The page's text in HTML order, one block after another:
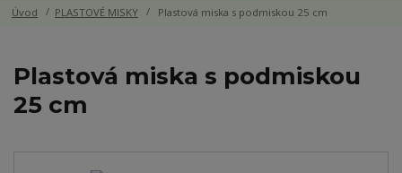
Úvod PLASTOVÉ MISKY Plastová miska s podmiskou 25 cm
Plastová miska s podmiskou
25 cm